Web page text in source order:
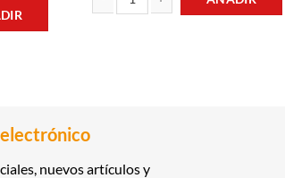
nuevos artículos y